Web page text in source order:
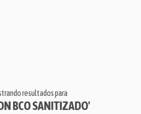
resultados para
BCO SANITIZADO'